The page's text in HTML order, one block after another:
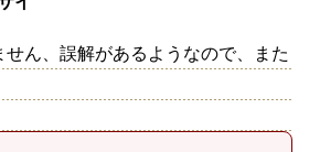
せん、誤解があるようなので、また